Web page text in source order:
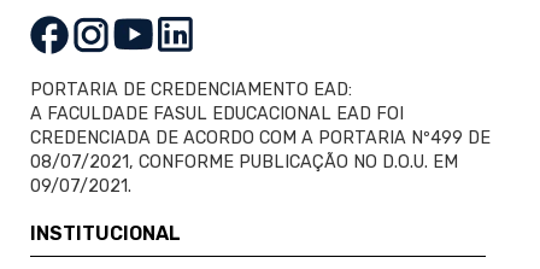
PORTARIA DE CREDENCIAMENTO EAD:
A FACULDADE FASUL EDUCACIONAL EAD FOI
CREDENCIADA DE ACORDO COM A PORTARIA Nº499 DE
08/07/2021, CONFORME PUBLICAÇÃO NO D.O.U. EM
09/07/2021.
INSTITUCIONAL